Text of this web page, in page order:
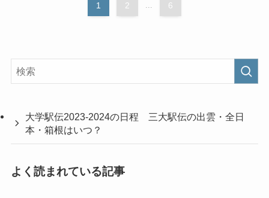
1 2 ... 6
大学駅伝2023-2024の日程 三大駅伝の出雲・全日
本・箱根はいつ？
よく読まれている記事